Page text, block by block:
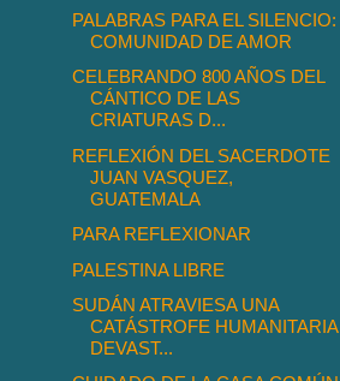
PALABRAS PARA EL SILENCIO:
COMUNIDAD DE AMOR
CELEBRANDO 800 AÑOS DEL
CÁNTICO DE LAS
CRIATURAS D...
REFLEXIÓN DEL SACERDOTE
JUAN VASQUEZ,
GUATEMALA
PARA REFLEXIONAR
PALESTINA LIBRE
SUDÁN ATRAVIESA UNA
CATÁSTROFE HUMANITARIA
DEVAST...